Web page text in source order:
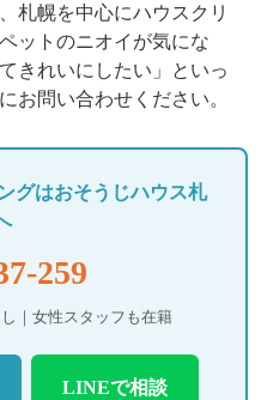
札幌を中心にハウスクリ
ットのニオイが気にな
きれいにしたい」といっ
お問い合わせください。
グはおそうじハウス札
259
｜女性スタッフも在籍
LINEで相談